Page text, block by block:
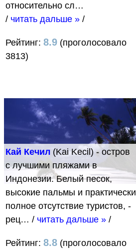
относительно сл…
/ читать дальше » /
Рейтинг: 8.9 (проголосовало
3813)
Кай Кечил (Kai Kecil) - остров
с лучшими пляжами в
Индонезии. Белый песок,
высокие пальмы и практически
полное отсутствие туристов, -
рец… / читать дальше » /
Рейтинг: 8.8 (проголосовало